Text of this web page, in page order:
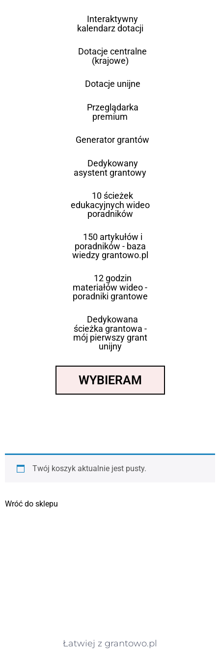
Interaktywny
kalendarz dotacji
Dotacje centralne
(krajowe)
Dotacje unijne
Przeglądarka
premium
Generator grantów
Dedykowany
asystent grantowy
10 ścieżek
edukacyjnych wideo
poradników
150 artykułów i
poradników - baza
wiedzy grantowo.pl
12 godzin
materiałów wideo -
poradniki grantowe
Dedykowana
ścieżka grantowa -
mój pierwszy grant
unijny
WYBIERAM
Twój koszyk aktualnie jest pusty.
Wróć do sklepu
Łatwiej z grantowo.pl